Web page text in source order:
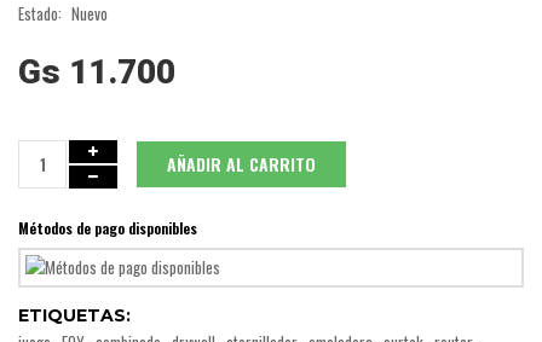
Estado: Nuevo
Gs 11.700
AÑADIR AL CARRITO
Métodos de pago disponibles
ETIQUETAS: